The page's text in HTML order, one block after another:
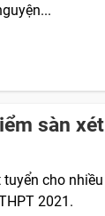
sàn xét
cho nhiều
2021.